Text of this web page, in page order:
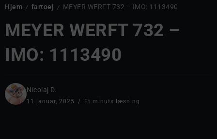
Hjem / fartoej / MEYER WERFT 732 – IMO: 1113490
MEYER WERFT 732 –
IMO: 1113490
Nicolaj D.
11 januar, 2025 Et minuts læsning